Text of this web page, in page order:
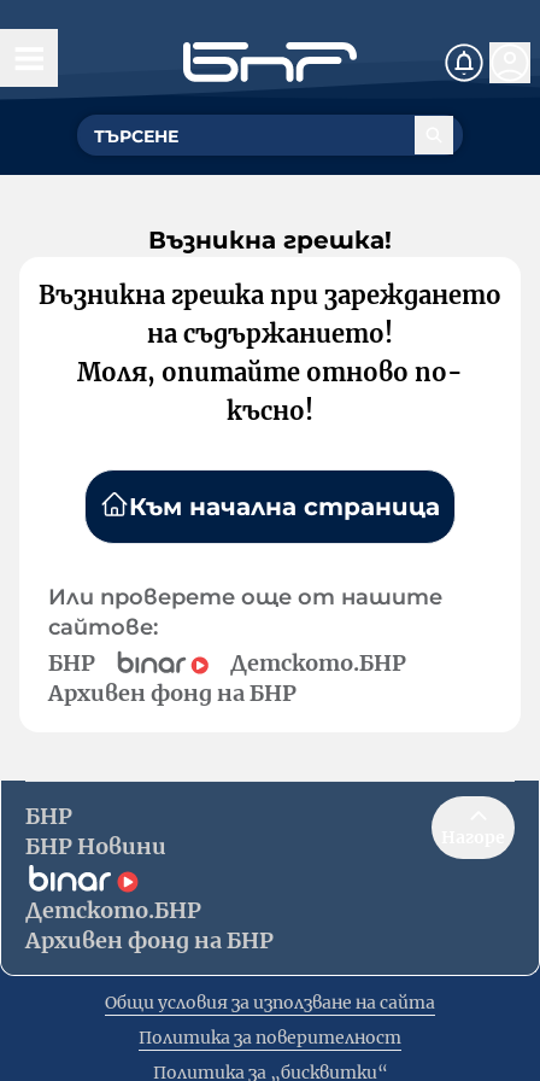
Възникна грешка!
Възникна грешка при зареждането
на съдържанието!
Моля, опитайте отново по-
късно!
Към начална страница
Или проверете още от нашите
сайтове:
БНР
Детското.БНР
Архивен фонд на БНР
БНР
БНР Новини
Детското.БНР
Архивен фонд на БНР
Общи условия за използване на сайта
Политика за поверителност
Политика за „бисквитки“